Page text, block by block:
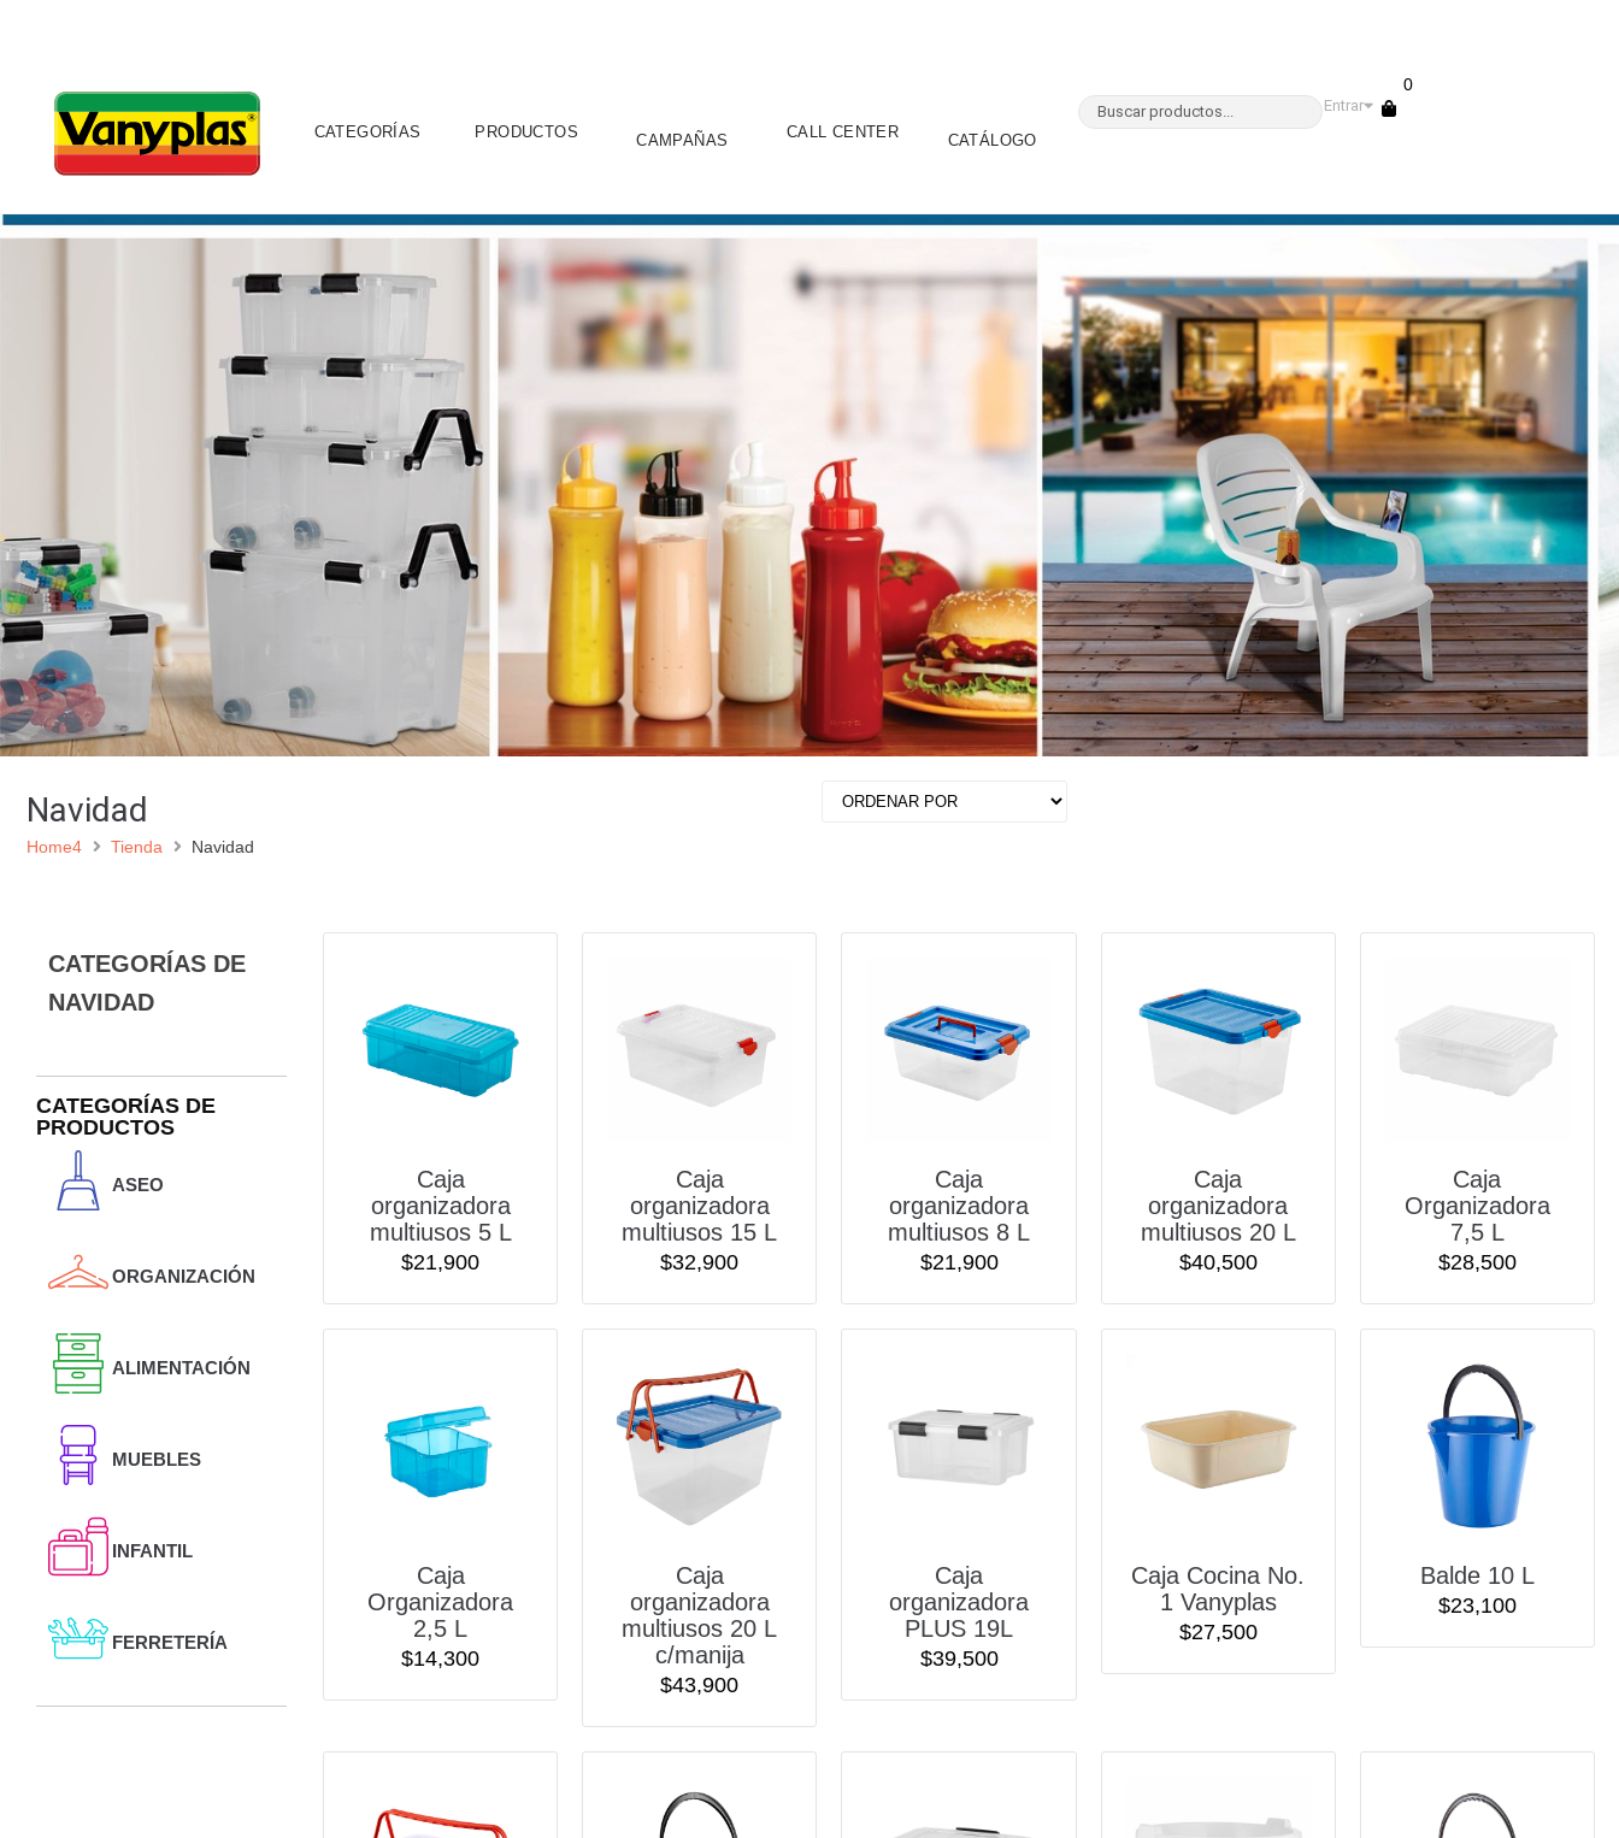
CATEGORÍAS PRODUCTOS CAMPAÑAS CALL CENTER CATÁLOGO
Entrar
0
Navidad
Home4 Tienda Navidad
CATEGORÍAS DE
NAVIDAD
CATEGORÍAS DE
PRODUCTOS
ASEO
ORGANIZACIÓN
ALIMENTACIÓN
MUEBLES
INFANTIL
FERRETERÍA
Caja
organizadora
multiusos 5 L
$21,900
Caja
organizadora
multiusos 15 L
$32,900
Caja
organizadora
multiusos 8 L
$21,900
Caja
organizadora
multiusos 20 L
$40,500
Caja
Organizadora
7,5 L
$28,500
Caja
Organizadora
2,5 L
$14,300
Caja
organizadora
multiusos 20 L
c/manija
$43,900
Caja
organizadora
PLUS 19L
$39,500
Caja Cocina No.
1 Vanyplas
$27,500
Balde 10 L
$23,100